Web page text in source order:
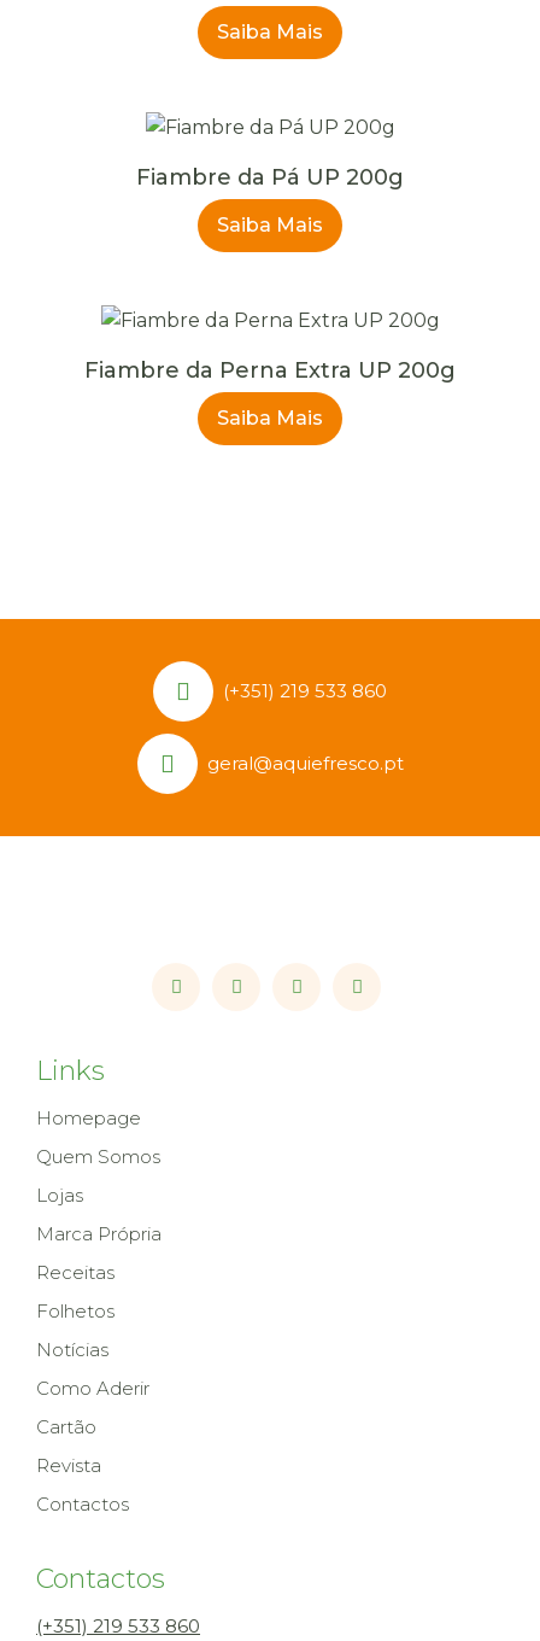
Saiba Mais
Fiambre da Pá UP 200g
Saiba Mais
Fiambre da Perna Extra UP 200g
Saiba Mais
(+351) 219 533 860
geral@aquiefresco.pt
Links
Homepage
Quem Somos
Lojas
Marca Própria
Receitas
Folhetos
Notícias
Como Aderir
Cartão
Revista
Contactos
Contactos
(+351) 219 533 860